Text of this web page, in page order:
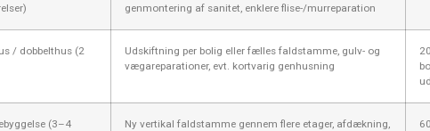
genmontering af sanitet, enklere flise-/murreparation
/ dobbelthus (2
Udskiftning per bolig eller fælles faldstamme, gulv- og
vægareparationer, evt. kortvarig genhusning
(3–4
Ny vertikal faldstamme gennem flere etager, afdækning,